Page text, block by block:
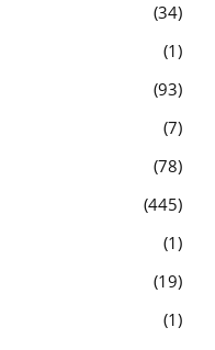
34
1
93
7
78
445
1
19
1